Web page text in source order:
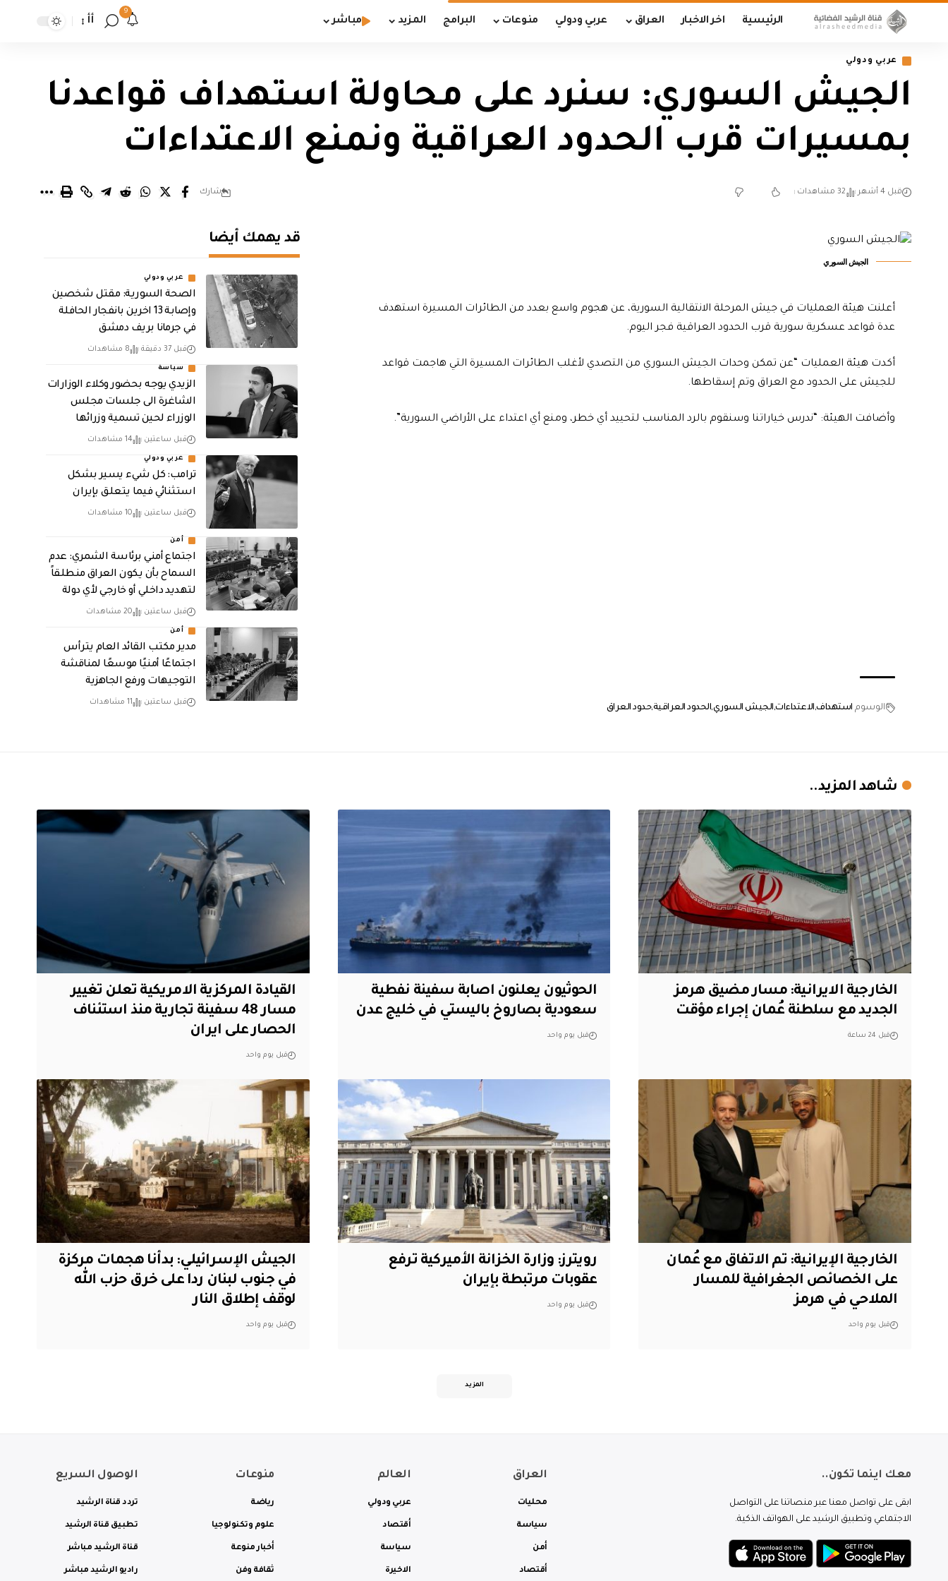
الرئيسية اخر الاخبار العراق عربي ودولي منوعات البرامج المزيد مباشر
9
أأ
عربي ودولي
الجيش السوري: سنرد على محاولة استهداف قواعدنا
بمسيرات قرب الحدود العراقية ونمنع الاعتداءات
قبل 4 أشهر 32 مشاهدات شارك
الجيش السوري
أعلنت هيئة العمليات في جيش المرحلة الانتقالية السورية، عن هجوم واسع بعدد من الطائرات المسيرة استهدف
عدة قواعد عسكرية سورية قرب الحدود العراقية فجر اليوم.
أكدت هيئة العمليات “عن تمكن وحدات الجيش السوري من التصدي لأغلب الطائرات المسيرة التي هاجمت قواعد
للجيش على الحدود مع العراق وتم إسقاطها.
وأضافت الهيئة: “ندرس خياراتنا وسنقوم بالرد المناسب لتحييد أي خطر، ومنع أي اعتداء على الأراضي السورية”.
الوسوم استهداف الاعتداءات الجيش السوري الحدود العراقية حدود العراق
قد يهمك أيضا
عربي ودولي
الصحة السورية: مقتل شخصين
وإصابة 13 اخرين بانفجار الحافلة
في جرمانا بريف دمشق
قبل 37 دقيقة 8 مشاهدات
سياسة
الزيدي يوجه بحضور وكلاء الوزارات
الشاغرة الى جلسات مجلس
الوزراء لحين تسمية وزرائها
قبل ساعتين 14 مشاهدات
عربي ودولي
ترامب: كل شيء يسير بشكل
استثنائي فيما يتعلق بإيران
قبل ساعتين 10 مشاهدات
أمن
اجتماع أمني برئاسة الشمري: عدم
السماح بأن يكون العراق منطلقاً
لتهديد داخلي أو خارجي لأي دولة
قبل ساعتين 20 مشاهدات
أمن
مدير مكتب القائد العام يترأس
اجتماعًا أمنيًا موسعًا لمناقشة
التوجيهات ورفع الجاهزية
قبل ساعتين 11 مشاهدات
شاهد المزيد..
الخارجية الايرانية: مسار مضيق هرمز
الجديد مع سلطنة عُمان إجراء مؤقت
قبل 24 ساعة
الحوثيون يعلنون اصابة سفينة نفطية
سعودية بصاروخ باليستي في خليج عدن
قبل يوم واحد
القيادة المركزية الامريكية تعلن تغيير
مسار 48 سفينة تجارية منذ استئناف
الحصار على ايران
قبل يوم واحد
‏الخارجية الإيرانية: تم الاتفاق مع عُمان
على الخصائص الجغرافية للمسار
الملاحي في هرمز
قبل يوم واحد
‏رويترز: وزارة الخزانة الأميركية ترفع
عقوبات مرتبطة بإيران
قبل يوم واحد
الجيش الإسرائيلي: بدأنا هجمات مركزة
في جنوب لبنان ردا على خرق حزب الله
لوقف إطلاق النار
قبل يوم واحد
المزيد
معك اينما تكون..
ابقى على تواصل معنا عبر منصاتنا على التواصل
الاجتماعي وتطبيق الرشيد على الهواتف الذكية.
العراق
محليات
سياسة
أمن
أقتصاد
العالم
عربي ودولي
أقتصاد
سياسة
الاخيرة
منوعات
رياضة
علوم وتكنولوجيا
أخبار منوعة
ثقافة وفن
الوصول السريع
تردد قناة الرشيد
تطبيق قناة الرشيد
قناة الرشيد مباشر
راديو الرشيد مباشر